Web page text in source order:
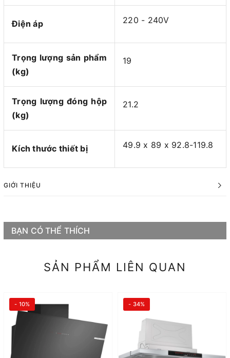
Điện áp 220 - 240V
Trọng lượng sản phẩm
(kg)
19
Trọng lượng đóng hộp
(kg)
21.2
Kích thước thiết bị 49.9 x 89 x 92.8-119.8
GIỚI THIỆU
BẠN CÓ THỂ THÍCH
SẢN PHẨM LIÊN QUAN
- 10% - 34%